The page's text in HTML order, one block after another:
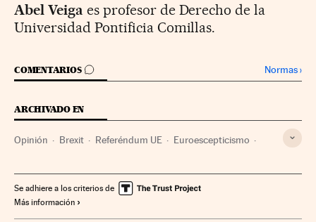
Abel Veiga es profesor de Derecho de la
Universidad Pontificia Comillas.
COMENTARIOS
IR A LOS COMENTARIOS Normas›
ARCHIVADO EN
Opinión Brexit Referéndum UE Euroescepticismo
Unión política europea Elecciones Unión Europea
Se adhiere a los criterios de
Más información